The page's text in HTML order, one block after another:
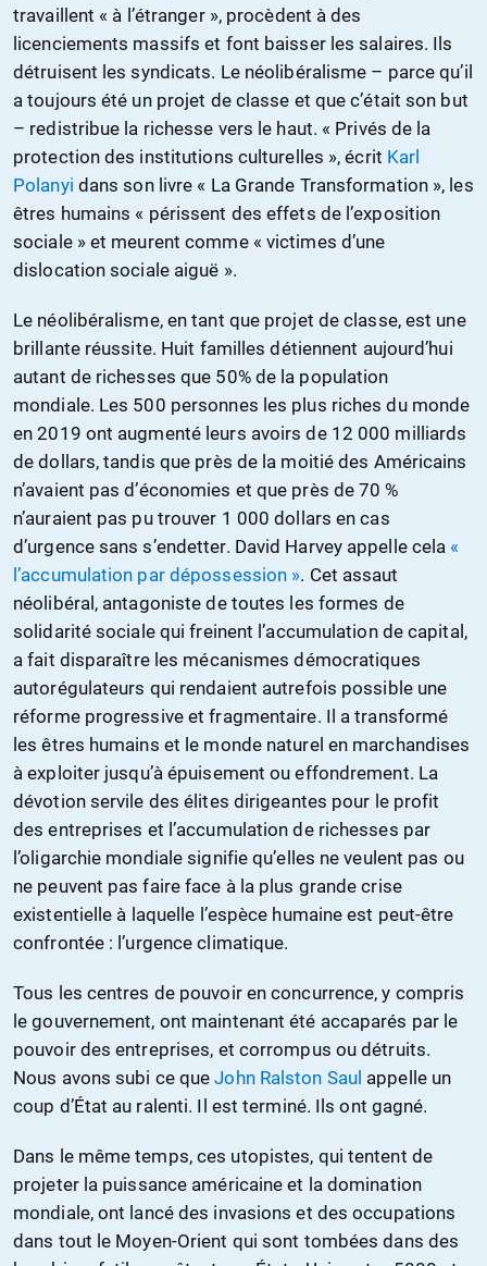
travaillent « à l’étranger », procèdent à des
licenciements massifs et font baisser les salaires. Ils
détruisent les syndicats. Le néolibéralisme – parce qu’il
a toujours été un projet de classe et que c’était son but
– redistribue la richesse vers le haut. « Privés de la
protection des institutions culturelles », écrit Karl
Polanyi dans son livre « La Grande Transformation », les
êtres humains « périssent des effets de l’exposition
sociale » et meurent comme « victimes d’une
dislocation sociale aiguë ».
Le néolibéralisme, en tant que projet de classe, est une
brillante réussite. Huit familles détiennent aujourd’hui
autant de richesses que 50% de la population
mondiale. Les 500 personnes les plus riches du monde
en 2019 ont augmenté leurs avoirs de 12 000 milliards
de dollars, tandis que près de la moitié des Américains
n’avaient pas d’économies et que près de 70 %
n’auraient pas pu trouver 1 000 dollars en cas
d’urgence sans s’endetter. David Harvey appelle cela «
l’accumulation par dépossession ». Cet assaut
néolibéral, antagoniste de toutes les formes de
solidarité sociale qui freinent l’accumulation de capital,
a fait disparaître les mécanismes démocratiques
autorégulateurs qui rendaient autrefois possible une
réforme progressive et fragmentaire. Il a transformé
les êtres humains et le monde naturel en marchandises
à exploiter jusqu’à épuisement ou effondrement. La
dévotion servile des élites dirigeantes pour le profit
des entreprises et l’accumulation de richesses par
l’oligarchie mondiale signifie qu’elles ne veulent pas ou
ne peuvent pas faire face à la plus grande crise
existentielle à laquelle l’espèce humaine est peut-être
confrontée : l’urgence climatique.
Tous les centres de pouvoir en concurrence, y compris
le gouvernement, ont maintenant été accaparés par le
pouvoir des entreprises, et corrompus ou détruits.
Nous avons subi ce queJohn Ralston Saul appelle un
coup d’État au ralenti. Il est terminé. Ils ont gagné.
Dans le même temps, ces utopistes, qui tentent de
projeter la puissance américaine et la domination
mondiale, ont lancé des invasions et des occupations
dans tout le Moyen-Orient qui sont tombées dans des